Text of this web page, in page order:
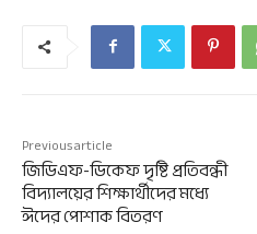
Previous article
জিডিএফ-ডিকেফ দৃষ্টি প্রতিবন্ধী
বিদ্যালয়ের শিক্ষার্থীদের মধ্যে
ঈদের পোশাক বিতরণ